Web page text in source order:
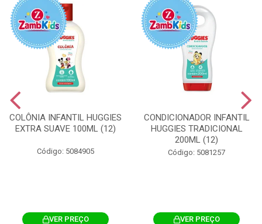
COLÔNIA INFANTIL HUGGIES
EXTRA SUAVE 100ML (12)
Código: 5084905
VER PREÇO
CONDICIONADOR INFANTIL
HUGGIES TRADICIONAL
200ML (12)
Código: 5081257
VER PREÇO